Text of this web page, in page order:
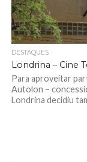
DESTAQUES
Londrina – Cine
Para aproveitar
Autolon –
Londrina decidiu